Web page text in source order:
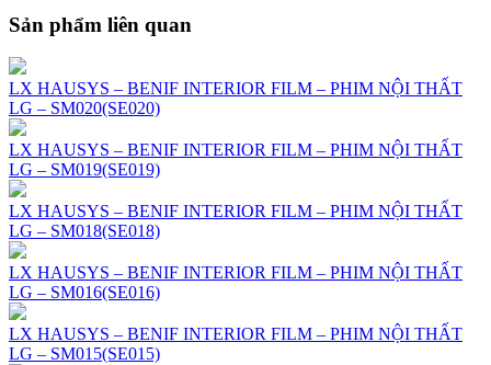
Sản phẩm liên quan
LX HAUSYS – BENIF INTERIOR FILM – PHIM NỘI THẤT
LG – SM020(SE020)
LX HAUSYS – BENIF INTERIOR FILM – PHIM NỘI THẤT
LG – SM019(SE019)
LX HAUSYS – BENIF INTERIOR FILM – PHIM NỘI THẤT
LG – SM018(SE018)
LX HAUSYS – BENIF INTERIOR FILM – PHIM NỘI THẤT
LG – SM016(SE016)
LX HAUSYS – BENIF INTERIOR FILM – PHIM NỘI THẤT
LG – SM015(SE015)